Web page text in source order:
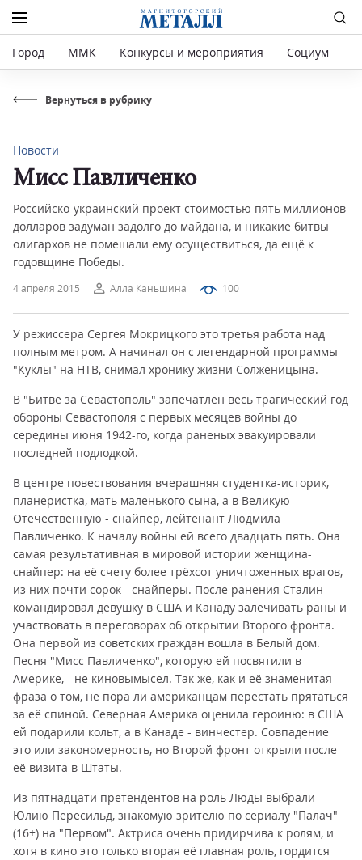
Город ММК Конкурсы и мероприятия Социум
Вернуться в рубрику
4 апреля 2015 Алла Каньшина 100
Новости
Мисс Павличенко
Российско-украинский проект стоимостью пять миллионов
долларов задуман задолго до майдана, и никакие битвы
олигархов не помешали ему осуществиться, да ещё к
годовщине Победы.
У режиссера Сергея Мокрицкого это третья работа над
полным метром. А начинал он с легендарной программы
"Куклы" на НТВ, снимал хронику жизни Солженицына.
В "Битве за Севастополь" запечатлён весь трагический год
обороны Севастополя с первых месяцев войны до
середины июня 1942-го, когда раненых эвакуировали
последней подлодкой.
В центре повествования вчерашняя студентка-историк,
планеристка, мать маленького сына, а в Великую
Отечественную - снайпер, лейтенант Людмила
Павличенко. К началу войны ей всего двадцать пять. Она
самая результативная в мировой истории женщина-
снайпер: на её счету более трёхсот уничтоженных врагов,
из них почти сорок - снайперы. После ранения Сталин
командировал девушку в США и Канаду залечивать раны и
участвовать в переговорах об открытии Второго фронта.
Она первой из советских граждан вошла в Белый дом.
Песня "Мисс Павличенко", которую ей посвятили в
Америке, - не киновымысел. Так же, как и её знаменитая
фраза о том, не пора ли американцам перестать прятаться
за её спиной. Северная Америка оценила героиню: в США
ей подарили кольт, а в Канаде - винчестер. Совпадение
это или закономерность, но Второй фронт открыли после
её визита в Штаты.
Из пятнадцати претендентов на роль Люды выбрали
Юлию Пересильд, знакомую зрителю по сериалу "Палач"
(16+) на "Первом". Актриса очень придирчива к ролям, и
хотя в кино это только вторая её главная роль, гордится